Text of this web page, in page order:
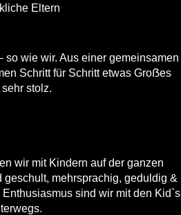
Eltern
so wie wir. Aus einer gemeinsamen
Schritt für Schritt etwas Groẞes
stolz.
wir mit Kindern auf der ganzen
geschult, mehrsprachig, geduldig &
sind wir mit den Kid`s